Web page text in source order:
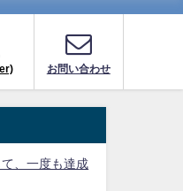
お問い合わせ
、一度も達成